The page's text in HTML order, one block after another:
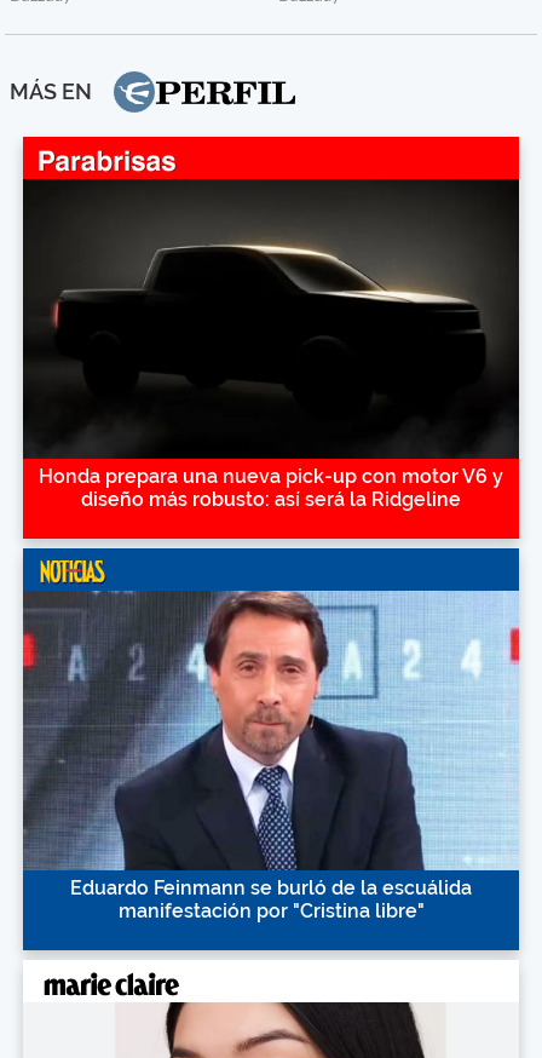
MÁS EN
Honda prepara una nueva pick-up con motor V6 y
diseño más robusto: así será la Ridgeline
Eduardo Feinmann se burló de la escuálida
manifestación por "Cristina libre"